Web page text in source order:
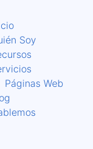
Soy
Páginas Web